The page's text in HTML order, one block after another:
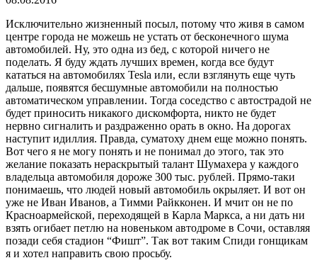
Исключительно жизненный посыл, потому что живя в самом
центре города не можешь не устать от бесконечного шума
автомобилей. Ну, это одна из бед, с которой ничего не
поделать. Я буду ждать лучших времен, когда все будут
кататься на автомобилях Tesla или, если взглянуть еще чуть
дальше, появятся бесшумные автомобили на полностью
автоматическом управлении. Тогда соседство с автострадой не
будет приносить никакого дискомфорта, никто не будет
нервно сигналить и раздраженно орать в окно. На дорогах
наступит идиллия. Правда, суматоху днем еще можно понять.
Вот чего я не могу понять и не понимал до этого, так это
желание показать нераскрытый талант Шумахера у каждого
владельца автомобиля дороже 300 тыс. рублей. Прямо-таки
понимаешь, что людей новый автомобиль окрыляет. И вот он
уже не Иван Иванов, а Тимми Райкконен. И мчит он не по
Красноармейской, переходящей в Карла Маркса, а ни дать ни
взять огибает петлю на новеньком автодроме в Сочи, оставляя
позади себя стадион “Фишт”. Так вот таким Спиди гонщикам
я и хотел направить свою просьбу.